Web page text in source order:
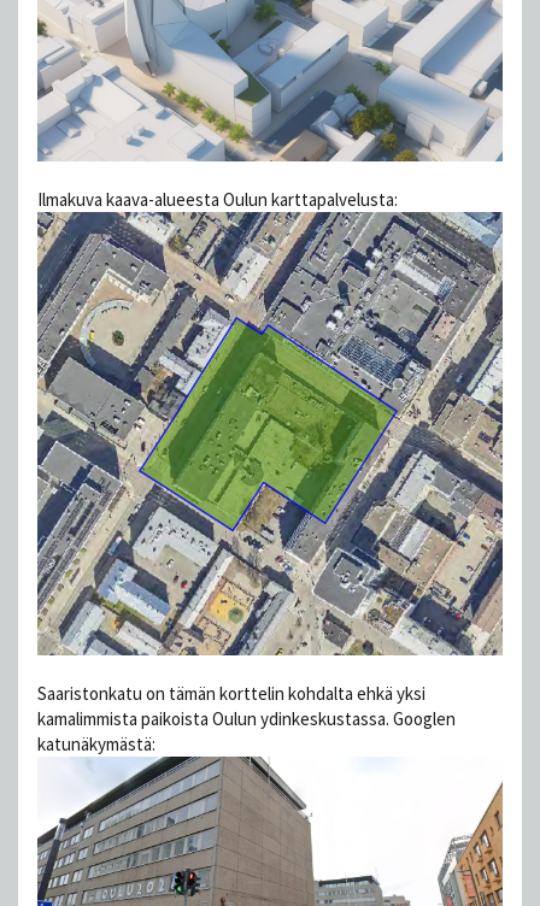
Ilmakuva kaava-alueesta Oulun karttapalvelusta:
Saaristonkatu on tämän korttelin kohdalta ehkä yksi
kamalimmista paikoista Oulun ydinkeskustassa. Googlen
katunäkymästä: